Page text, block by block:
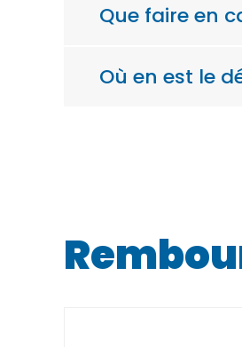
Que faire en
Où en est le